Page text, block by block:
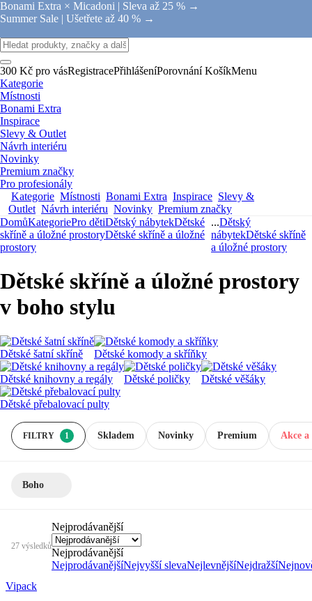
Bonami Extra × Micadoni | Sleva až 25 % →
Summer Sale | Ušetřete až 40 % →
300 Kč pro vásRegistracePřihlášeníPorovnání KošíkMenu
Kategorie
Místnosti
Bonami Extra
Inspirace
Slevy & Outlet
Návrh interiéru
Novinky
Premium značky
Pro profesionály
Kategorie Místnosti Bonami Extra Inspirace Slevy &
Outlet Návrh interiéru Novinky Premium značky
DomůKategoriePro dětiDětský nábytekDětské
skříně a úložné prostoryDětské skříně a úložné
prostory
...Dětský
nábytekDětské skříně
a úložné prostory
Dětské skříně a úložné prostory
v boho stylu
Dětské šatní skříně Dětské komody a skříňky
Dětské knihovny a regály Dětské poličky Dětské věšáky
Dětské přebalovací pulty
FILTRY 1 Skladem Premium Akce a
Novinky
Boho
27 výsledků
Nejprodávanější
Nejprodávanější
NejprodávanějšíNejvyšší slevaNejlevnějšíNejdražší
Vipack